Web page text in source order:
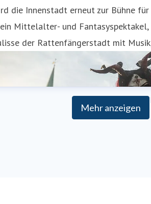
die Innenstadt erneut zur Bühne
Mittelalter- und Fantasyspektakel,
der Rattenfängerstadt mit
Mehr anzeigen